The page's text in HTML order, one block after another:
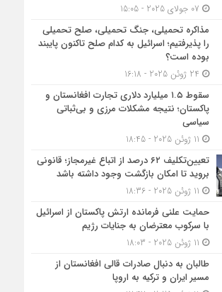
مذاکره تحمیلی، جنگ تحمیلی، صلح تحمیلی
را پذیرفتیم؛ اسرائیل به کدام صلح تاکنون پایبند
بوده است؟
سقوط ۱.۵ میلیارد دلاری تجارت افغانستان و
پاکستان؛ نتیجه مشکلات مرزی و بی‌ثباتی
سیاسی
تعیین‌تکلیف ۶۲ درصد از اتباع غیرمجاز؛ قانونی
بروید تا امکان بازگشت وجود داشته باشد
حمایت علنی فرمانده ارتش پاکستان از اسرائیل
با سرکوب معترضان به جنایات رژیم
طالبان به دنبال صادرات قالی افغانستان از
مسیر ایران و ترکیه به اروپا